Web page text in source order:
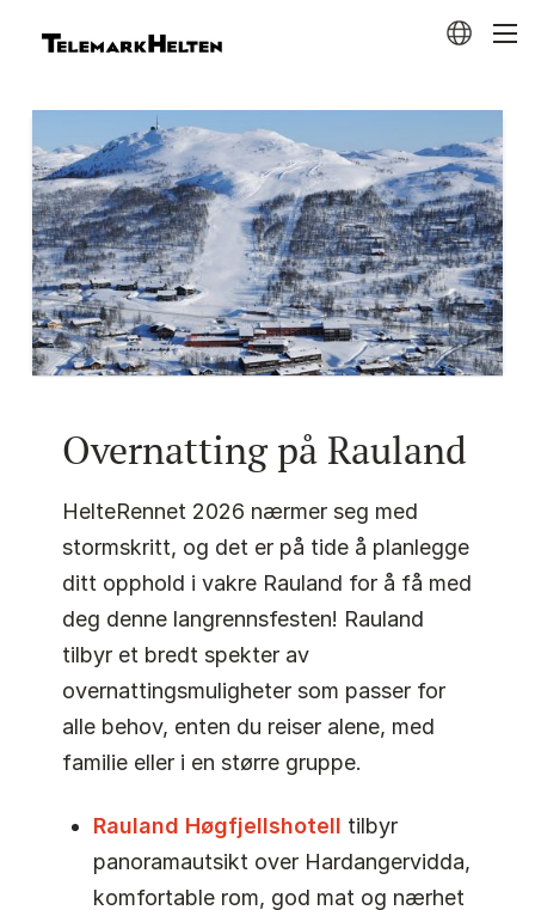
Overnatting på Rauland
HelteRennet 2026 nærmer seg med
stormskritt, og det er på tide å planlegge
ditt opphold i vakre Rauland for å få med
deg denne langrennsfesten! Rauland
tilbyr et bredt spekter av
overnattingsmuligheter som passer for
alle behov, enten du reiser alene, med
familie eller i en større gruppe.
Rauland Høgfjellshotell tilbyr
panoramautsikt over Hardangervidda,
komfortable rom, god mat og nærhet